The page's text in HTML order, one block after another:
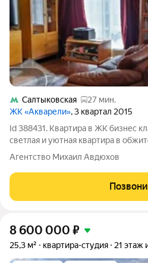
Салтыковская
27 мин.
ЖК «Акварели», 3 квартал 2015
Id 388431. Квартира в ЖК бизнес
светлая и уютная квартира в
Панорамные окна обеспечивают
квартире. В квартире сделан
качественных материалов.
Агентство Михаил Авдюхов
8 600 000 ₽
25,3 м² квартира-студия 21 этаж